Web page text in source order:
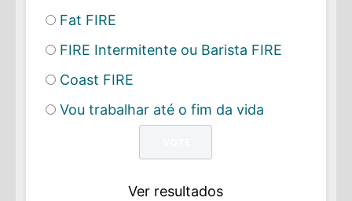
Fat FIRE
FIRE Intermitente ou Barista FIRE
Coast FIRE
Vou trabalhar até o fim da vida
Ver resultados